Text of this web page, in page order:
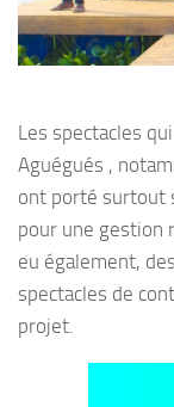
Les spectacles
Aguégués ,
ont porté surtout
pour une gestion
eu également,
spectacles de
projet.